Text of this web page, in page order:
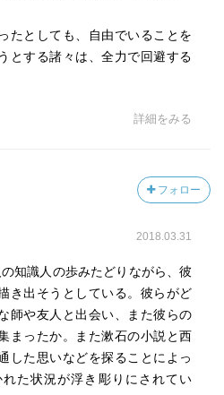
たとしても、自由でいることを
とする諸々は、全力で回避する
詳細をみる
フォロー
2018.03.31
知識人の歩みたどりながら、彼
き出そうとしている。彼らがど
師や友人と出会い、また彼らの
まったか。また漱石の小説と西
した思いなどを探ることによっ
た状況が浮き彫りにされてい